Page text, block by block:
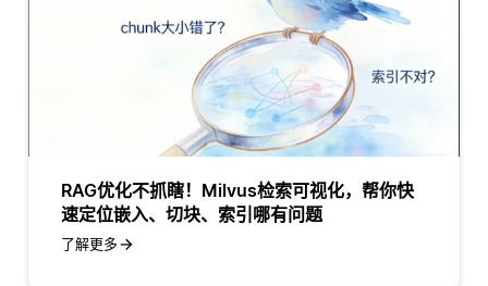
RAG优化不抓瞎！Milvus检索可视化，帮你快
速定位嵌入、切块、索引哪有问题
了解更多